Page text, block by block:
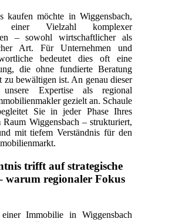
kaufen möchte in Wiggensbach,
Vielzahl komplexer
– sowohl wirtschaftlicher als
Art. Für Unternehmen und
bedeutet dies oft eine
die ohne fundierte Beratung
zu bewältigen ist. An genau dieser
Expertise als regional
gezielt an. Schaule
Sie in jeder Phase Ihres
Raum Wiggensbach – strukturiert,
mit tiefem Verständnis für den
trifft auf strategische
warum regionaler Fokus
Immobilie in Wiggensbach